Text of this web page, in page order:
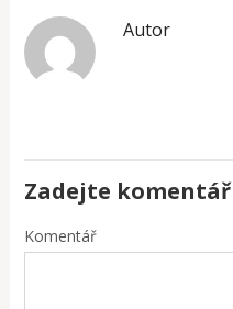
Autor
Zadejte komentář
Komentář